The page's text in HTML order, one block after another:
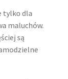
tylko dla
maluchów.
są